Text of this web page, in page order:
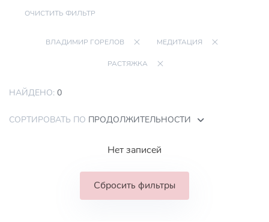
ОЧИСТИТЬ ФИЛЬТР
ВЛАДИМИР ГОРЕЛОВ МЕДИТАЦИЯ
РАСТЯЖКА
НАЙДЕНО: 0
СОРТИРОВАТЬ ПО ПРОДОЛЖИТЕЛЬНОСТИ
Нет записей
Сбросить фильтры